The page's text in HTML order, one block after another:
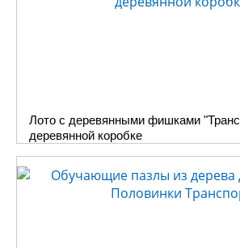
Лото с деревянными фишками
деревянной коробке